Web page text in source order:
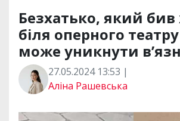
Безхатько, який бив
біля оперного
може уникнути
27.05.2024 13:53 |
Аліна Рашевська